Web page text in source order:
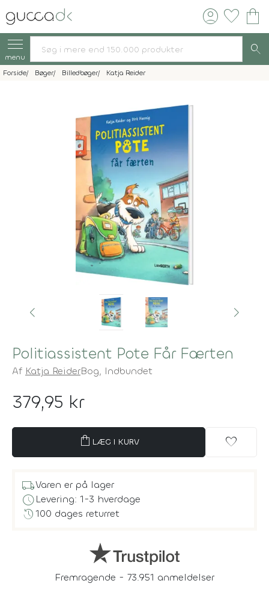
account_circle favorite shopping_bag
menu search
Forside Bøger Billedbøger Katja Reider
Politiassistent Pote Får Færten
Af Katja ReiderBog, Indbundet
379,95 kr
shopping_bag LÆG I KURV favorite
local_shippingVaren er på lager
scheduleLevering: 1-3 hverdage
history100 dages returret
Fremragende - 73.951 anmeldelser